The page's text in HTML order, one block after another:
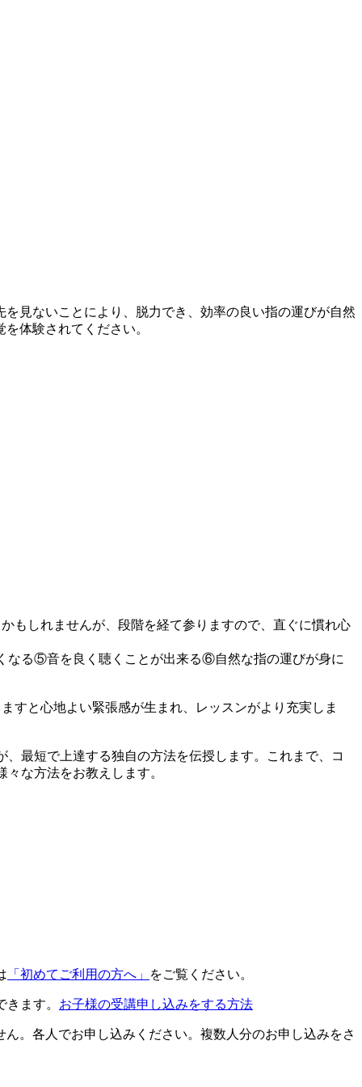
見ないことにより、脱力でき、効率の良い指の運びが自然
体験されてください。
もしれませんが、段階を経て参りますので、直ぐに慣れ心
る⑤音を良く聴くことが出来る⑥自然な指の運びが身に
すと心地よい緊張感が生まれ、レッスンがより充実しま
最短で上達する独自の方法を伝授します。これまで、コ
な方法をお教えします。
「初めてご利用の方へ」 をご覧ください。
ます。 お子様の受講申し込みをする方法
。各人でお申し込みください。複数人分のお申し込みをさ